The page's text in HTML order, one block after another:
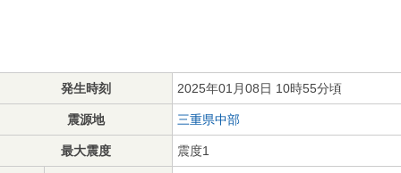
発生時刻 2025年01月08日 10時55分頃
震源地 三重県中部
最大震度 震度1